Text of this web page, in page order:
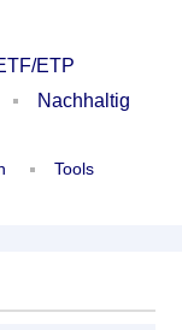
ETP
Nachhaltig
Tools